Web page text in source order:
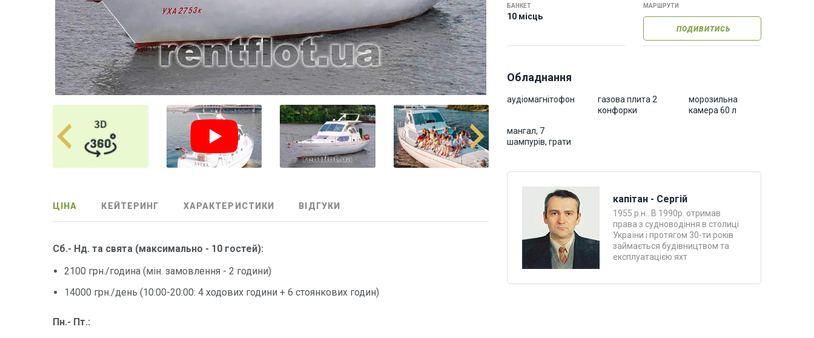
БАНКЕТ
10 місць
МАРШРУТИ
ПОДИВИТИСЬ
Обладнання
аудіомагнітофон
газова плита 2
конфорки
морозильна
камера 60 л
мангал, 7
шампурів, грати
капітан - Сергій
1955 р.н.. В 1990р. отримав
права з судноводіння в столиці
України і протягом 30-ти років
займається будівництвом та
експлуатацією яхт
ЦІНА КЕЙТЕРИНГ ХАРАКТЕРИСТИКИ ВІДГУКИ
Сб.- Нд. та свята (максимально - 10 гостей):
2100 грн./година (мін. замовлення - 2 години)
14000 грн./день (10:00-20:00: 4 ходових години + 6 стоянкових годин)
Пн.- Пт.: